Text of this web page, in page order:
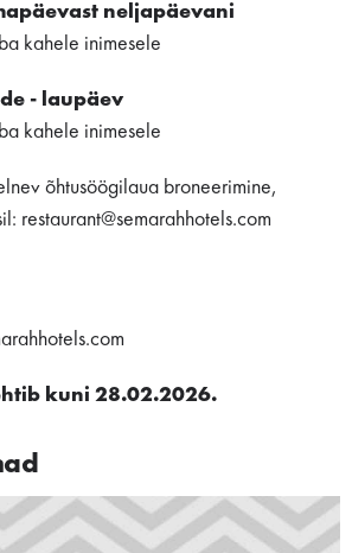
neljapäevani
kahele inimesele
- laupäev
kahele inimesele
õhtusöögilaua broneerimine,
restaurant@semarahhotels.com
kuni 28.02.2026.